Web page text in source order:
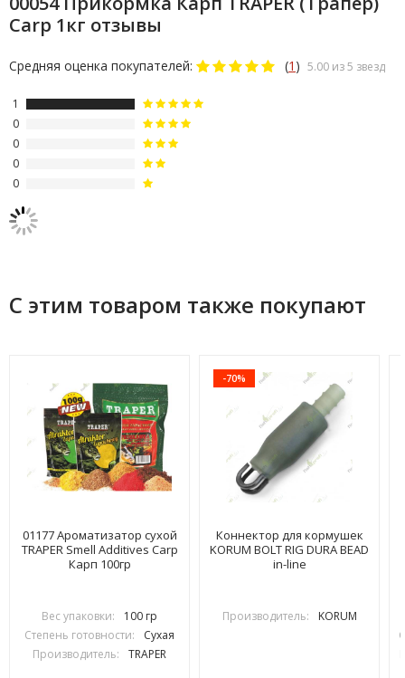
Carp 1кг отзывы
Средняя оценка покупателей: (1 ) 5.00 из 5 звезд
1
0
0
0
0
С этим товаром также покупают
01177 Ароматизатор сухой
TRAPER Smell Additives Carp
Карп 100гр
Вес упаковки:
100 гр
Степень готовности:
Сухая
Производитель:
TRAPER
-70%
Коннектор для кормушек
KORUM BOLT RIG DURA BEAD
in-line
Производитель: KORUM